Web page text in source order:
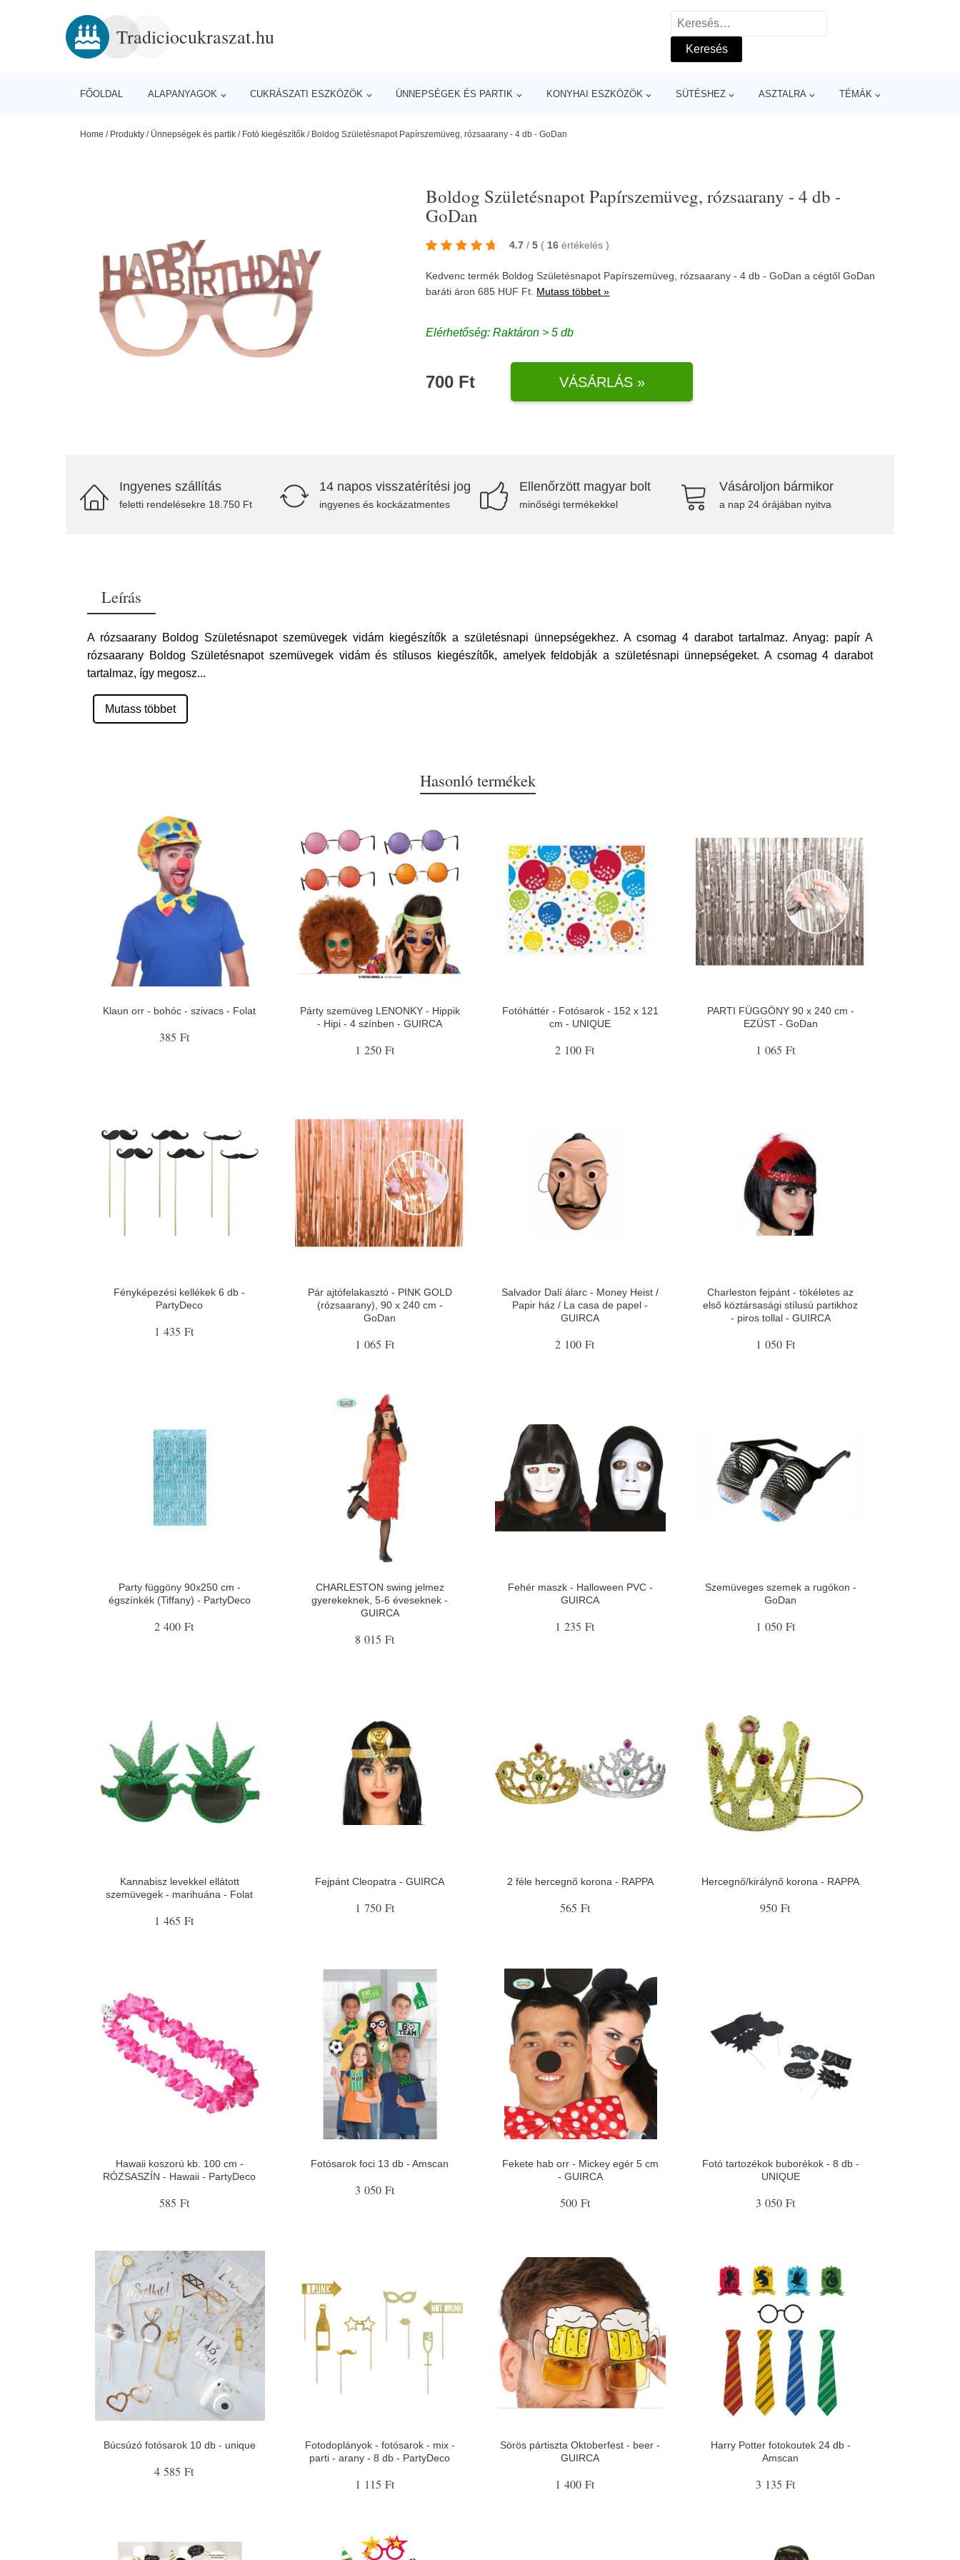
Tradiciocukraszat.hu
Keresés:
FŐOLDAL ALAPANYAGOK CUKRÁSZATI ESZKÖZÖK ÜNNEPSÉGEK ÉS PARTIK KONYHAI ESZKÖZÖK SÜTÉSHEZ ASZTALRA TÉMÁK
Home / Produkty / Ünnepségek és partik / Fotó kiegészítők / Boldog Születésnapot Papírszemüveg, rózsaarany - 4 db - GoDan
Boldog Születésnapot Papírszemüveg, rózsaarany - 4 db -
GoDan
4.7 / 5 ( 16 értékelés)
Kedvenc termék Boldog Születésnapot Papírszemüveg, rózsaarany - 4 db - GoDan a cégtőlGoDan
baráti áron 685 HUF Ft. Mutass többet »
Elérhetőség: Raktáron > 5 db
700 Ft VÁSÁRLÁS »
Ingyenes szállítás
feletti rendelésekre 18.750 Ft
14 napos visszatérítési jog
ingyenes és kockázatmentes
Ellenőrzött magyar bolt
minőségi termékekkel
Vásároljon bármikor
a nap 24 órájában nyitva
Leírás
A rózsaarany Boldog Születésnapot szemüvegek vidám kiegészítők a születésnapi ünnepségekhez. A csomag 4 darabot tartalmaz. Anyag: papír A
rózsaarany Boldog Születésnapot szemüvegek vidám és stílusos kiegészítők, amelyek feldobják a születésnapi ünnepségeket. A csomag 4 darabot
tartalmaz, így megosz...
Mutass többet
Hasonló termékek
Klaun orr - bohóc - szivacs - Folat
385 Ft
Párty szemüveg LENONKY - Hippik
- Hipi - 4 színben - GUIRCA
1 250 Ft
Fotóháttér - Fotósarok - 152 x 121
cm - UNIQUE
2 100 Ft
PARTI FÜGGÖNY 90 x 240 cm -
EZÜST - GoDan
1 065 Ft
Fényképezési kellékek 6 db -
PartyDeco
1 435 Ft
Pár ajtófelakasztó - PINK GOLD
(rózsaarany), 90 x 240 cm -
GoDan
1 065 Ft
Salvador Dalí álarc - Money Heist /
Papir ház / La casa de papel -
GUIRCA
2 100 Ft
Charleston fejpánt - tökéletes az
első köztársasági stílusú partikhoz
- piros tollal - GUIRCA
1 050 Ft
Party függöny 90x250 cm -
égszínkék (Tiffany) - PartyDeco
2 400 Ft
CHARLESTON swing jelmez
gyerekeknek, 5-6 éveseknek -
GUIRCA
8 015 Ft
Fehér maszk - Halloween PVC -
GUIRCA
1 235 Ft
Szemüveges szemek a rugókon -
GoDan
1 050 Ft
Kannabisz levekkel ellátott
szemüvegek - marihuána - Folat
1 465 Ft
Fejpánt Cleopatra - GUIRCA
1 750 Ft
2 féle hercegnő korona - RAPPA
565 Ft
Hercegnő/királynő korona - RAPPA
950 Ft
Hawaii koszorú kb. 100 cm -
RÓZSASZÍN - Hawaii - PartyDeco
585 Ft
Fotósarok foci 13 db - Amscan
3 050 Ft
Fekete hab orr - Mickey egér 5 cm
- GUIRCA
500 Ft
Fotó tartozékok buborékok - 8 db -
UNIQUE
3 050 Ft
Búcsúzó fotósarok 10 db - unique
4 585 Ft
Fotodoplányok - fotósarok - mix -
parti - arany - 8 db - PartyDeco
1 115 Ft
Sörös pártiszta Oktoberfest - beer -
GUIRCA
1 400 Ft
Harry Potter fotokoutek 24 db -
Amscan
3 135 Ft